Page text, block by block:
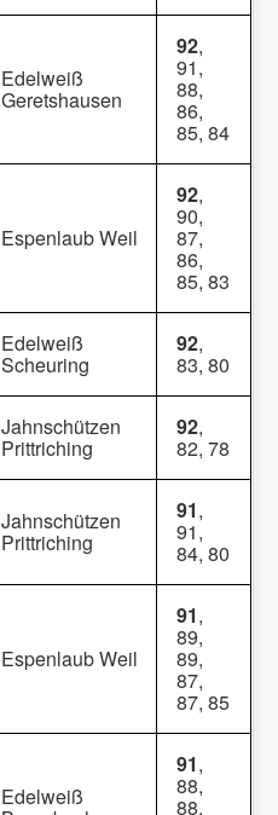
Edelweiß
Geretshausen
92,
91,
88,
86,
85, 84
Espenlaub Weil
92,
90,
87,
86,
85, 83
Edelweiß
Scheuring
92,
83, 80
Jahnschützen
Prittriching
92,
82, 78
Jahnschützen
Prittriching
91,
91,
84, 80
Espenlaub Weil
91,
89,
89,
87,
87, 85
Edelweiß
91,
88,
88,